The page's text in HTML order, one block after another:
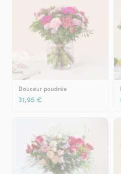
Douceur poudrée
31,95 €